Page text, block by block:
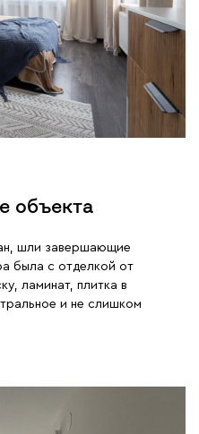
объекта
шли завершающие
была с отделкой от
ламинат, плитка в
и не слишком